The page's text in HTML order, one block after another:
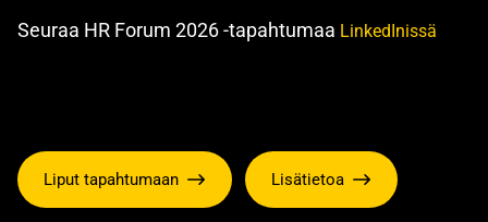
Seuraa HR Forum 2026 -tapahtumaa LinkedInissä
Liput tapahtumaan Lisätietoa